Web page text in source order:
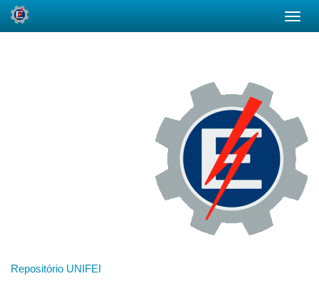
Repositório UNIFEI